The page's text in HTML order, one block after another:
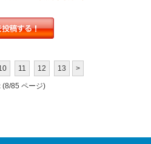
11 12 13 >
(8/85 ページ)